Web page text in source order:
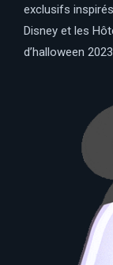
exclusifs
Disney et les
d’halloween 2023.